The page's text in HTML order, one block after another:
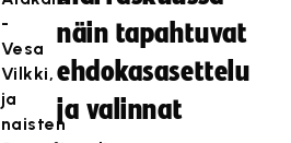
-
Vesa
Vilkki,
ja
naisten
näin tapahtuvat
ehdokasasettelu
ja valinnat